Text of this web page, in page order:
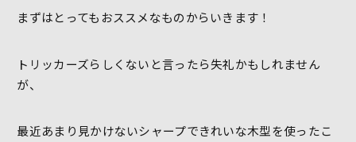
まずはとってもおススメなものからいきます！
トリッカーズらしくないと言ったら失礼かもしれません
が、
最近あまり見かけないシャープできれいな木型を使ったこ